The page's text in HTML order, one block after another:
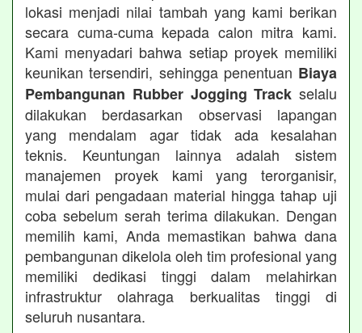
lokasi menjadi nilai tambah yang kami berikan
secara cuma-cuma kepada calon mitra kami.
Kami menyadari bahwa setiap proyek memiliki
keunikan tersendiri, sehingga penentuan Biaya
Pembangunan Rubber Jogging Track selalu
dilakukan berdasarkan observasi lapangan
yang mendalam agar tidak ada kesalahan
teknis. Keuntungan lainnya adalah sistem
manajemen proyek kami yang terorganisir,
mulai dari pengadaan material hingga tahap uji
coba sebelum serah terima dilakukan. Dengan
memilih kami, Anda memastikan bahwa dana
pembangunan dikelola oleh tim profesional yang
memiliki dedikasi tinggi dalam melahirkan
infrastruktur olahraga berkualitas tinggi di
seluruh nusantara.